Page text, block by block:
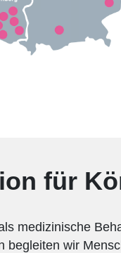
für
medizinische
begleiten wir